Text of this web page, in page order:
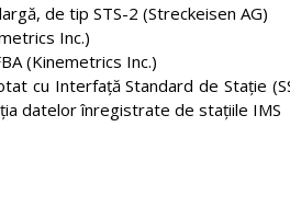
de tip STS-2 (Streckeisen AG)
Inc.)
(Kinemetrics Inc.)
cu Interfaţă Standard de Staţie
datelor înregistrate de staţiile IMS